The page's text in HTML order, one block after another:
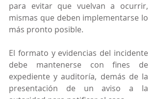
para evitar que vuelvan a ocurrir,
mismas que deben implementarse lo
más pronto posible.
El formato y evidencias del incidente
debe mantenerse con fines de
expediente y auditoría, demás de la
presentación de un aviso a la